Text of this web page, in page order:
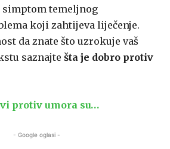
simptom temeljnog
koji zahtijeva liječenje.
da znate što uzrokuje vaš
saznajte šta je dobro protiv
protiv umora su…
- Google oglasi -